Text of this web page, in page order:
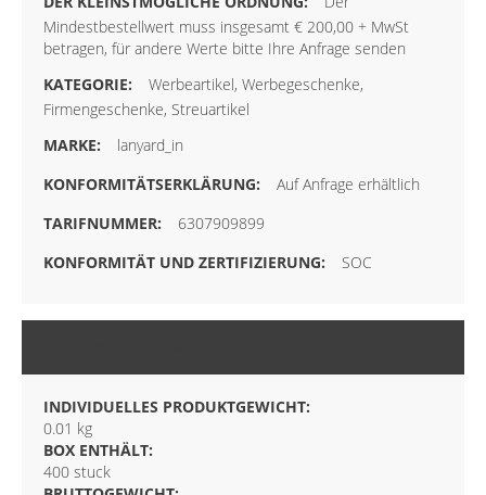
Mindestbestellwert muss insgesamt € 200,00 + MwSt
betragen, für andere Werte bitte Ihre Anfrage senden
Werbeartikel, Werbegeschenke,
Firmengeschenke, Streuartikel
lanyard_in
Auf Anfrage erhältlich
6307909899
SOC
INDIVIDUELLES PRODUKTGEWICHT:
0.01 kg
BOX ENTHÄLT:
400 stuck